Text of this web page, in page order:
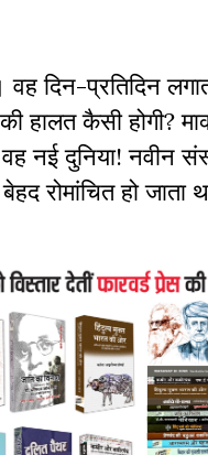
दिन-प्रतिदिन
हालत कैसी होगी?
वह नई दुनिया! नवीन
रोमांचित हो जाता